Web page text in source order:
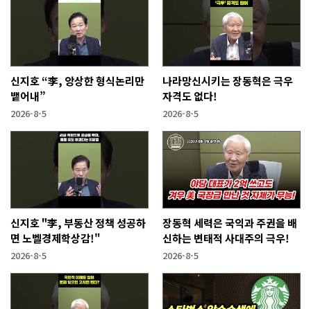
신지호 “李, 앙상한 형식논리만
뱉어내”
2026-8-5
나라망신시키는 장동혁은 극우
자격도 없다!
2026-8-5
신지호 "李, 부동산 정책 성공하
면 노벨경제학상감!"
2026-8-5
장동혁 세력은 국익과 주권을 배
신하는 변태적 사대주의 극우!
2026-8-5